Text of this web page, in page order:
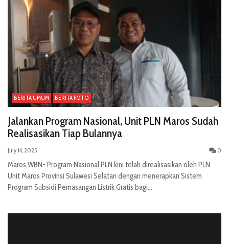
BERITA UMUM BERITA FOTO
Jalankan Program Nasional, Unit PLN Maros Sudah
Realisasikan Tiap Bulannya
July 14, 2025 0
Maros,WBN- Program Nasional PLN kini telah direalisasikan oleh PLN
Unit Maros Provinsi Sulawesi Selatan dengan menerapkan Sistem
Program Subsidi Pemasangan Listrik Gratis bagi...